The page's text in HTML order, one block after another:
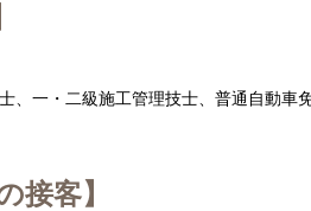
一・二級施工管理技士、普通自動車
接客】